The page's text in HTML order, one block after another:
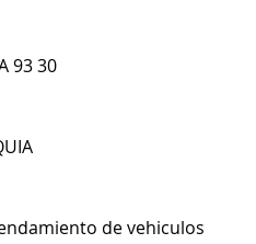
93 30
de vehiculos